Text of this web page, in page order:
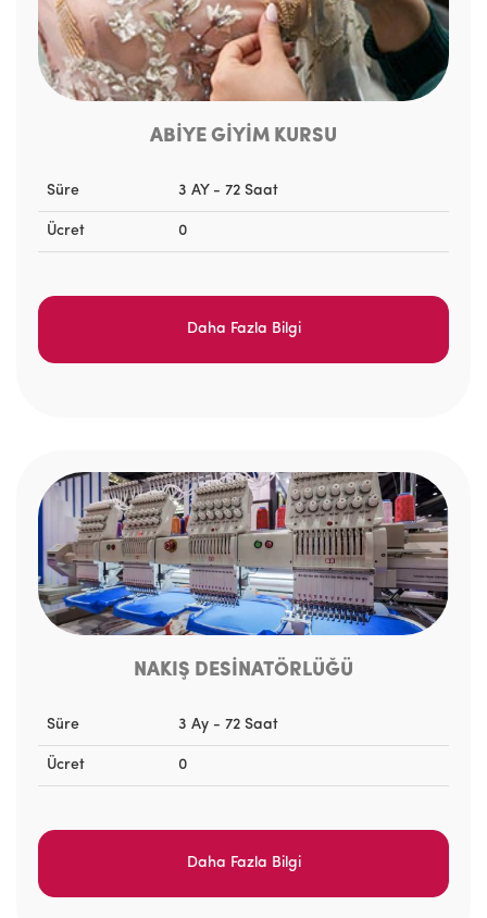
ABİYE GİYİM KURSU
Süre 3 AY - 72 Saat
Ücret 0
Daha Fazla Bilgi
NAKIŞ DESİNATÖRLÜĞÜ
Süre 3 Ay - 72 Saat
Ücret 0
Daha Fazla Bilgi